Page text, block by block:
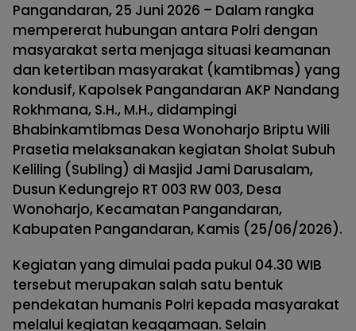
Pangandaran, 25 Juni 2026 – Dalam rangka
mempererat hubungan antara Polri dengan
masyarakat serta menjaga situasi keamanan
dan ketertiban masyarakat (kamtibmas) yang
kondusif, Kapolsek Pangandaran AKP Nandang
Rokhmana, S.H., M.H., didampingi
Bhabinkamtibmas Desa Wonoharjo Briptu Wili
Prasetia melaksanakan kegiatan Sholat Subuh
Keliling (Subling) di Masjid Jami Darusalam,
Dusun Kedungrejo RT 003 RW 003, Desa
Wonoharjo, Kecamatan Pangandaran,
Kabupaten Pangandaran, Kamis (25/06/2026).
Kegiatan yang dimulai pada pukul 04.30 WIB
tersebut merupakan salah satu bentuk
pendekatan humanis Polri kepada masyarakat
melalui kegiatan keagamaan. Selain